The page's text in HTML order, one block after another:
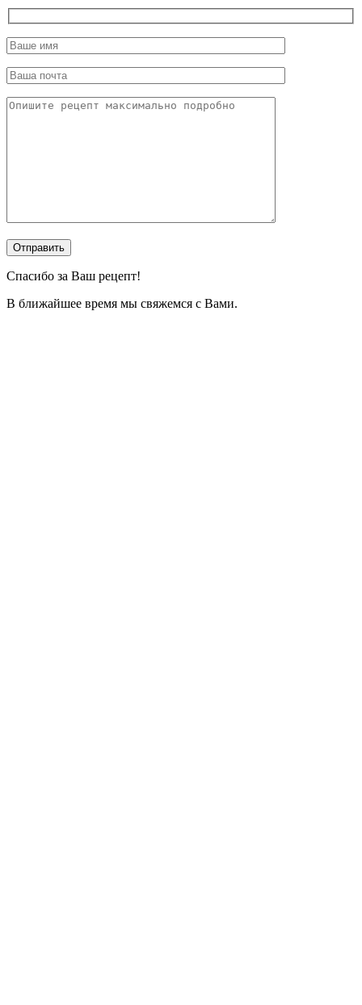
Спасибо за Ваш рецепт!
В ближайшее время мы свяжемся с Вами.